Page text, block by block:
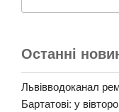
Останні
Львівводоканал
Бартатові: у